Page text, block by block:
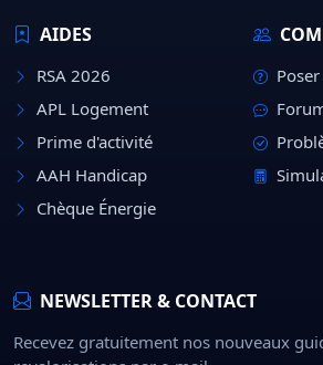
AIDES
RSA 2026
APL Logement
Prime d'activité
AAH Handicap
Chèque Énergie
NEWSLETTER & CONTACT
Recevez gratuitement nos nouveaux